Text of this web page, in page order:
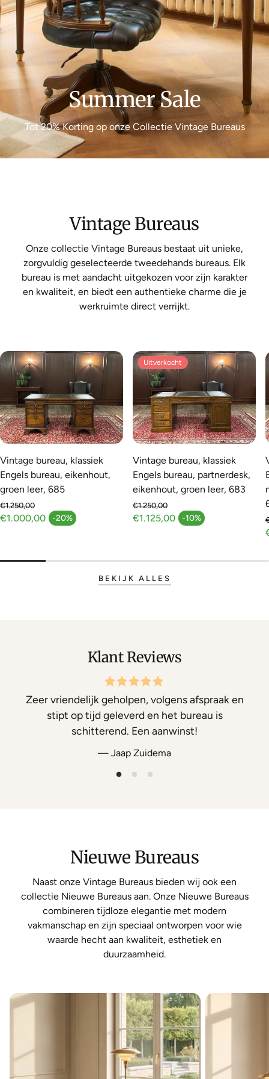
Summer Sale
Tot 20% Korting op onze Collectie Vintage Bureaus
Vintage Bureaus
Onze collectie Vintage Bureaus bestaat uit unieke,
zorgvuldig geselecteerde tweedehands bureaus. Elk
bureau is met aandacht uitgekozen voor zijn karakter
en kwaliteit, en biedt een authentieke charme die je
werkruimte direct verrijkt.
Vintage bureau, klassiek
Engels bureau, eikenhout,
groen leer, 685
€1.000,00 -20%
Aanbiedingsprijs
Normale prijs
€1.250,00
Uitverkocht
Vintage bureau, klassiek
Engels bureau, partnerdesk,
eikenhout, groen leer, 683
€1.125,00 -10%
Aanbiedingsprijs
Normale prijs
€1.250,00
BEKIJK ALLES
Klant Reviews
Zeer vriendelijk geholpen, volgens afspraak en
stipt op tijd geleverd en het bureau is
schitterend. Een aanwinst!
— Jaap Zuidema
Nieuwe Bureaus
Naast onze Vintage Bureaus bieden wij ook een
collectie Nieuwe Bureaus aan. Onze Nieuwe Bureaus
combineren tijdloze elegantie met modern
vakmanschap en zijn speciaal ontworpen voor wie
waarde hecht aan kwaliteit, esthetiek en
duurzaamheid.